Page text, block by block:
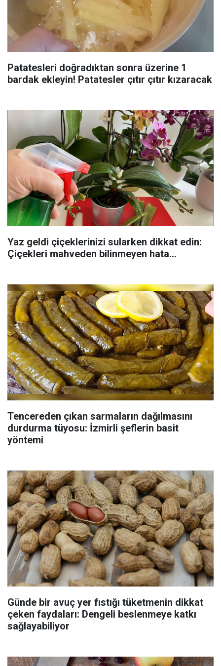
Patatesleri doğradıktan sonra üzerine 1
bardak ekleyin! Patatesler çıtır çıtır kızaracak
Yaz geldi çiçeklerinizi sularken dikkat edin:
Çiçekleri mahveden bilinmeyen hata...
Tencereden çıkan sarmaların dağılmasını
durdurma tüyosu: İzmirli şeflerin basit
yöntemi
Günde bir avuç yer fıstığı tüketmenin dikkat
çeken faydaları: Dengeli beslenmeye katkı
sağlayabiliyor